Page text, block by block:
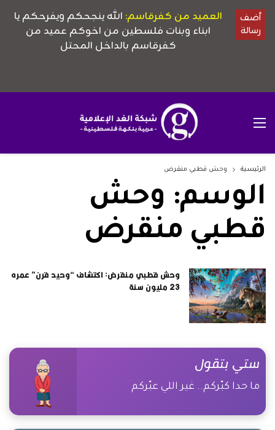
الرئيسية وحش قطبي منقرض
الوسم: وحش
قطبي منقرض
وحش قطبي منقرض: اكتشاف “وحيد قرن” عمره
23 مليون سنة
ستي بتقول
ما حدا كبّركم.. غير اللي عبّركم